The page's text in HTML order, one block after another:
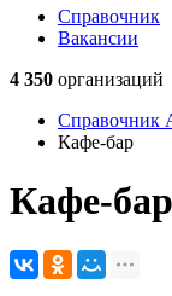
Справочник
Вакансии
4 350 организаций
Справочник
Кафе-бар
Кафе-бар